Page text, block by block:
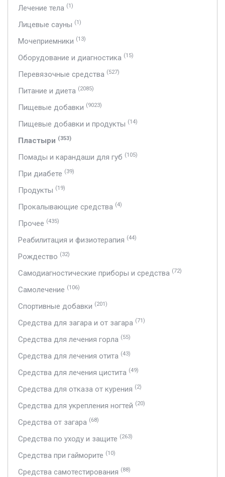
Лечение тела (1)
Лицевые сауны (1)
Мочеприемники (13)
Оборудование и диагностика (15)
Перевязочные средства (527)
Питание и диета (2085)
Пищевые добавки (9023)
Пищевые добавки и продукты (14)
Пластыри (353)
Помады и карандаши для губ (105)
При диабете (39)
Продукты (19)
Прокалывающие средства (4)
Прочее (435)
Реабилитация и физиотерапия (44)
Рождество (32)
Самодиагностические приборы и средства (72)
Самолечение (106)
Спортивные добавки (201)
Средства для загара и от загара (71)
Средства для лечения горла (55)
Средства для лечения отита (43)
Средства для лечения цистита (49)
Средства для отказа от курения (2)
Средства для укрепления ногтей (20)
Средства от загара (68)
Средства по уходу и защите (263)
Средства при гайморите (10)
Средства самотестирования (88)